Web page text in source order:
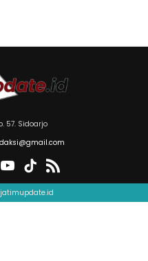
57. Sidoarjo
jatimupdate.id